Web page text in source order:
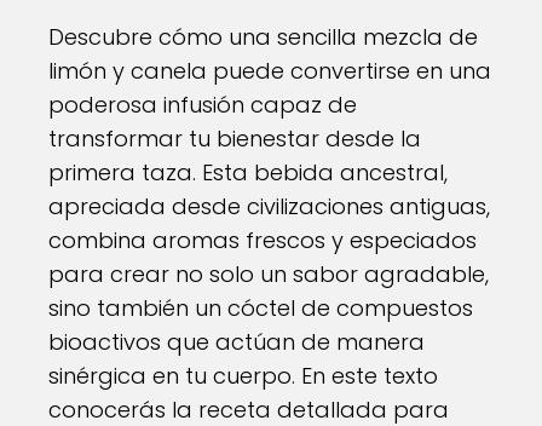
Descubre cómo una sencilla mezcla de
limón y canela puede convertirse en una
poderosa infusión capaz de
transformar tu bienestar desde la
primera taza. Esta bebida ancestral,
apreciada desde civilizaciones antiguas,
combina aromas frescos y especiados
para crear no solo un sabor agradable,
sino también un cóctel de compuestos
bioactivos que actúan de manera
sinérgica en tu cuerpo. En este texto
conocerás la receta detallada para